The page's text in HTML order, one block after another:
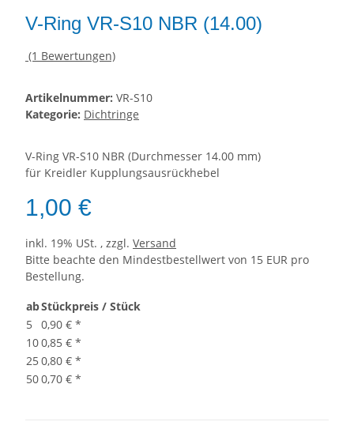
V-Ring VR-S10 NBR (14.00)
(1 Bewertungen)
Artikelnummer: VR-S10
Kategorie: Dichtringe
V-Ring VR-S10 NBR (Durchmesser 14.00 mm)
für Kreidler Kupplungsausrückhebel
1,00 €
inkl. 19% USt. , zzgl. Versand
Bitte beachte den Mindestbestellwert von 15 EUR pro
Bestellung.
abStückpreis / Stück
5
0,90 € *
100,85 € *
25 0,80 € *
500,70 € *